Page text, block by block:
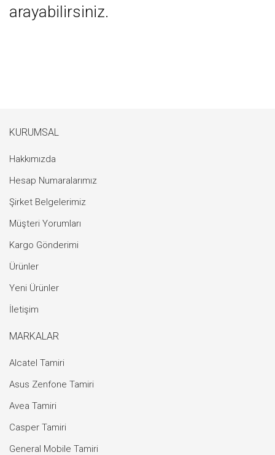
arayabilirsiniz.
KURUMSAL
Hakkımızda
Hesap Numaralarımız
Şirket Belgelerimiz
Müşteri Yorumları
Kargo Gönderimi
Ürünler
Yeni Ürünler
İletişim
MARKALAR
Alcatel Tamiri
Asus Zenfone Tamiri
Avea Tamiri
Casper Tamiri
General Mobile Tamiri